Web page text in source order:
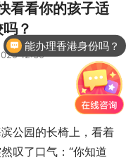
看看你的孩子适
？
12:30
公园的长椅上，看着
叹了口气：“你知道
能办理香港身份吗？